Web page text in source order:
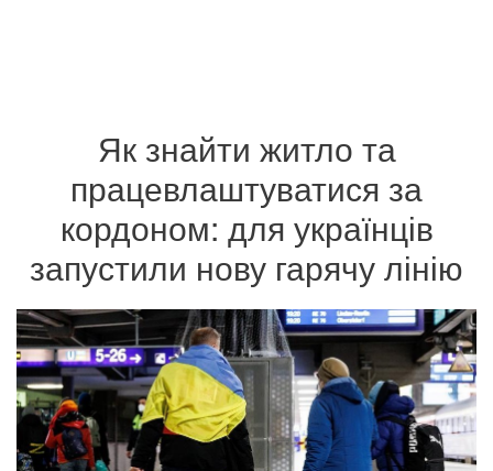
Як знайти житло та
працевлаштуватися за
кордоном: для українців
запустили нову гарячу лінію